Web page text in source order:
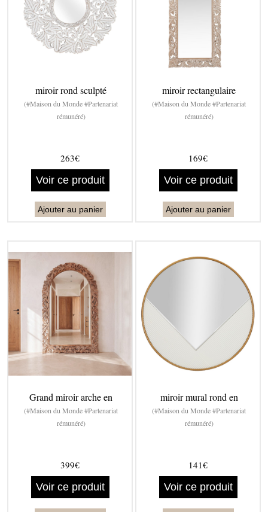
miroir rond sculpté
(#Maison du Monde #Partenariat
rémunéré)
263€
Voir ce produit
Ajouter au panier
miroir rectangulaire
(#Maison du Monde #Partenariat
rémunéré)
169€
Voir ce produit
Ajouter au panier
Grand miroir arche en
(#Maison du Monde #Partenariat
rémunéré)
399€
Voir ce produit
miroir mural rond en
(#Maison du Monde #Partenariat
rémunéré)
141€
Voir ce produit